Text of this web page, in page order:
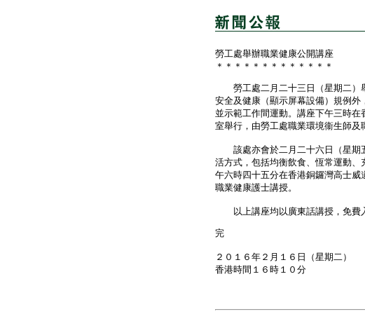
勞工處舉辦職業健康公開講座
＊＊＊＊＊＊＊＊＊＊＊＊＊
勞工處二月二十三日（星期二）
安全及健康（顯示屏幕設備）規例外
並示範工作間運動。講座下午三時
室舉行，由勞工處職業環境衞生師及
該處亦會於二月二十六日（星期
活方式，包括均衡飲食、恆常運動
午六時四十五分在香港銅鑼灣高士
職業健康護士講授。
以上講座均以廣東話講授，免費
完
２０１６年２月１６日（星期二）
香港時間１６時１０分